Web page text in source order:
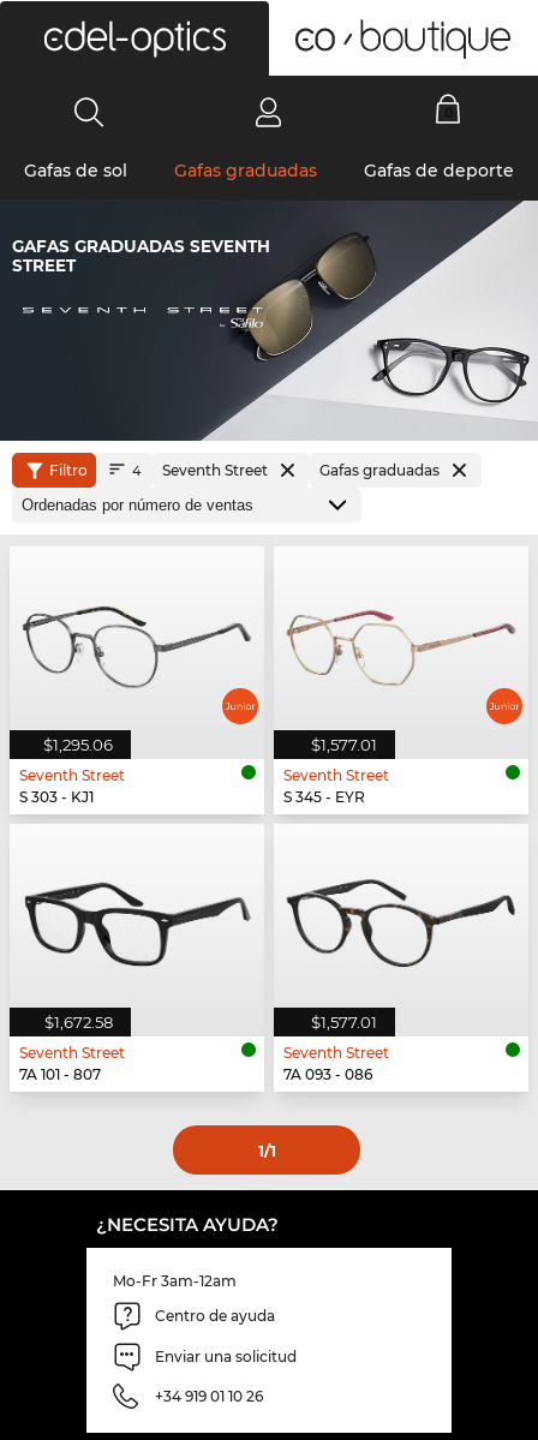
Gafas de sol Gafas graduadas Gafas de deporte
GAFAS GRADUADAS SEVENTH
STREET
Filtro 4 Seventh Street Gafas graduadas
$1,295.06
Seventh Street
S 303 - KJ1
$1,577.01
Seventh Street
S 345 - EYR
$1,672.58
Seventh Street
7A 101 - 807
$1,577.01
Seventh Street
7A 093 - 086
1/1
¿NECESITA AYUDA?
Mo-Fr 3am-12am
Centro de ayuda
Enviar una solicitud
+34 919 01 10 26